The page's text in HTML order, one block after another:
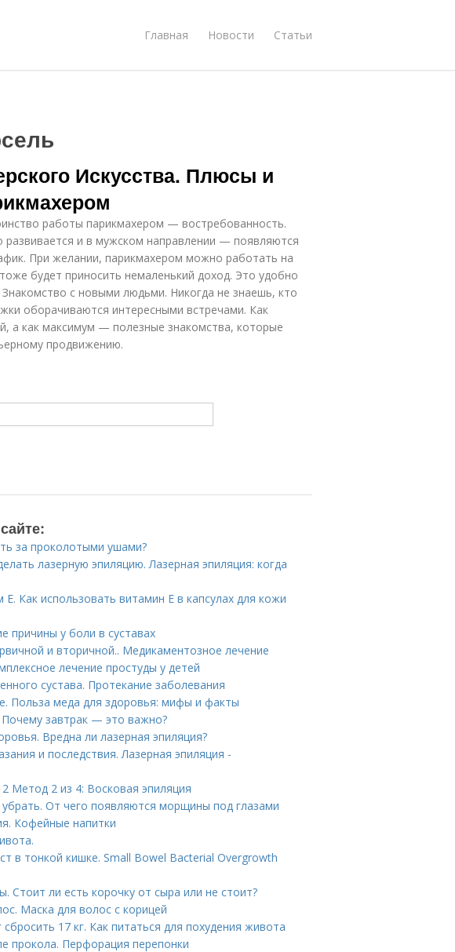
Главная Новости Статьи
Искусства. Плюсы и
работы парикмахером — востребованность.
развивается и в мужском направлении — появляются
При желании, парикмахером можно работать на
будет приносить немаленький доход. Это удобно
с новыми людьми. Никогда не знаешь, кто
оборачиваются интересными встречами. Как
а как максимум — полезные знакомства, которые
продвижению.
за проколотыми ушами?
лазерную эпиляцию. Лазерная эпиляция: когда
Как использовать витамин E в капсулах для кожи
причины у боли в суставах
и вторичной.. Медикаментозное лечение
лечение простуды у детей
сустава. Протекание заболевания
Польза меда для здоровья: мифы и факты
завтрак — это важно?
Вредна ли лазерная эпиляция?
и последствия. Лазерная эпиляция -
Метод 2 из 4: Восковая эпиляция
От чего появляются морщины под глазами
Кофейные напитки
в тонкой кишке. Small Bowel Bacterial Overgrowth
Стоит ли есть корочку от сыра или не стоит?
Маска для волос с корицей
17 кг. Как питаться для похудения живота
прокола. Перфорация перепонки